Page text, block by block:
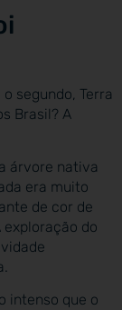
segundo, Terra
Brasil? A
árvore nativa
era muito
de cor de
do
intenso que o